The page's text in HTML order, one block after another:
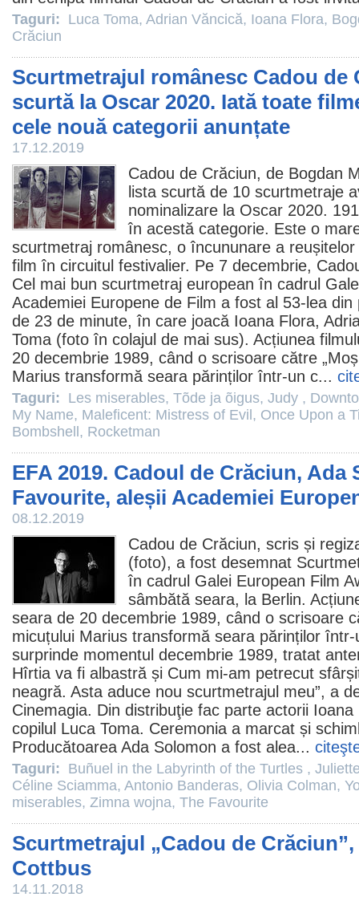
Taguri: Luca Toma, Adrian Văncică, Ioana Flora,
Crăciun
Scurtmetrajul românesc Cadou de
scurtă la Oscar 2020. Iată toate
cele nouă categorii anunțate
17.12.2019
Cadou de Crăciun, de Bogdan
lista scurtă de 10 scurtmetraje
nominalizare la Oscar 2020.
în acestă categorie. Este o
scurtmetraj românesc, o încununare a
film în circuitul festivalier. Pe 7 decembrie,
Cel mai bun scurtmetraj european în cadrul
Academiei Europene de Film a fost al 53-lea din
de 23 de minute, în care joacă Ioana Flora,
Toma (foto în colajul de mai sus). Acțiunea
20 decembrie 1989, când o scrisoare către
Marius transformă seara părinților într-un c...
Taguri: Les miserables, Tõde ja õigus, Judy ,
My Name, Maleficent: Mistress of Evil , Once Upon a
Bombshell , Rocketman
EFA 2019. Cadoul de Crăciun, Ada
Favourite, aleșii Academiei
08.12.2019
Cadou de Crăciun, scris și
(foto), a fost desemnat
în cadrul Galei European Film
sâmbătă seara, la Berlin.
seara de 20 decembrie 1989, când o scrisoare
micuțului Marius transformă seara părinților
surprinde momentul decembrie 1989, tratat
Hîrtia va fi albastră și Cum mi-am petrecut
neagră. Asta aduce nou scurtmetrajul meu”, a
Cinemagia. Din distribuţie fac parte actorii
copilul Luca Toma. Ceremonia a marcat și
Producătoarea Ada Solomon a fost alea...
Taguri: Buñuel in the Labyrinth of the Turtles ,
Céline Sciamma, Antonio Banderas, Olivia Colman,
miserables, Zimna wojna, The Favourite
Scurtmetrajul „Cadou de
Cottbus
14.11.2018